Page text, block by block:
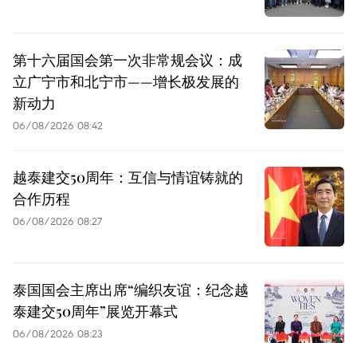
第十六届国会第一次非常规会议：成
立广宁市和北宁市——增长极发展的
新动力
06/08/2026 08:42
越泰建交50周年：互信与情谊铸就的
合作历程
06/08/2026 08:27
泰国国会主席出席“编织友谊：纪念越
泰建交50周年”展览开幕式
06/08/2026 08:23